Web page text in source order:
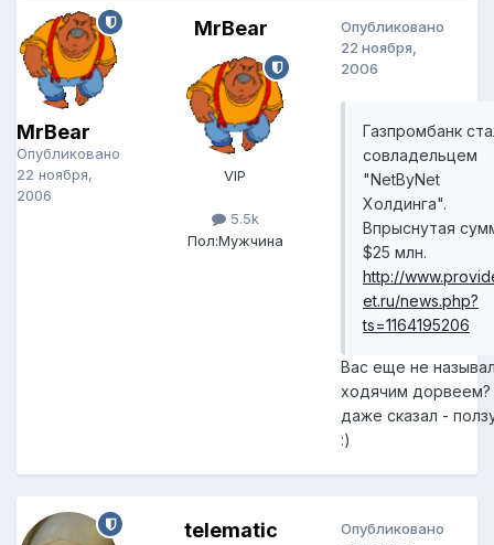
MrBear
Опубликовано
22 ноября,
2006
MrBear
VIP
5.5k
Пол:Мужчина
Опубликовано
22 ноября,
2006
Газпромбанк
совладельцем
"NetByNet
Холдинга".
Впрыснутая
$25 млн.
http://
et.ru/news.php?
ts=1164195206
Вас еще не
ходячим
даже сказал -
:)
telematic
Опубликовано